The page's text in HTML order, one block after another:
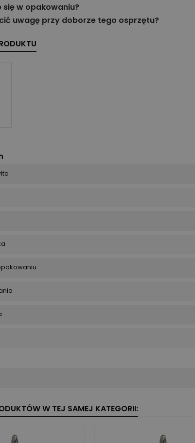
się w opakowaniu?
uwagę przy doborze tego osprzętu?
W TEJ SAMEJ KATEGORII: